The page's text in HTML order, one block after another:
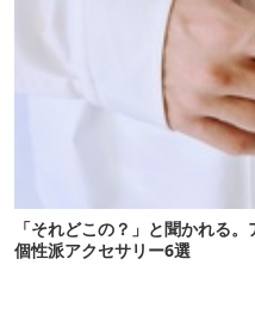
「それどこの？」と聞かれる
個性派アクセサリー6選